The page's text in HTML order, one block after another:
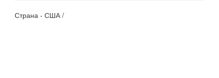
Страна - США /